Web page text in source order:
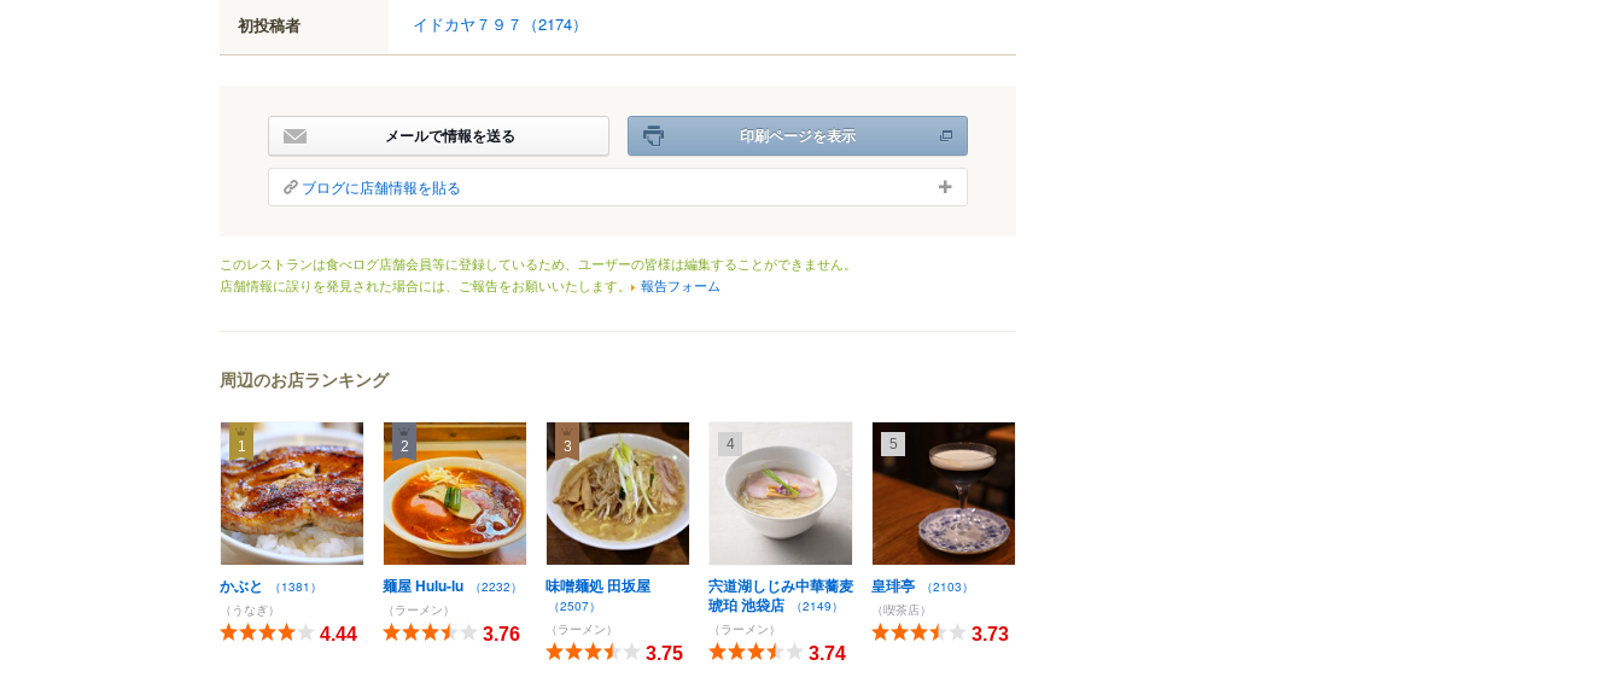
初投稿者 イドカヤ７９７ （2174）
メールで情報を送る 印刷ページを表示
ブログに店舗情報を貼る
このレストランは食べログ店舗会員等に登録しているため、ユーザーの皆様は編集することができません。
店舗情報に誤りを発見された場合には、ご報告をお願いいたします。
報告フォーム
周辺のお店ランキング
1
かぶと
（1381）
（うなぎ）
4.44
2
麺屋 Hulu-lu
（2232）
（ラーメン）
3.76
3
味噌麺処 田坂屋
（2507）
（ラーメン）
3.75
4
宍道湖しじみ中華蕎麦
琥珀 池袋店
（2149）
（ラーメン）
3.74
5
皇琲亭
（2103）
（喫茶店）
3.73